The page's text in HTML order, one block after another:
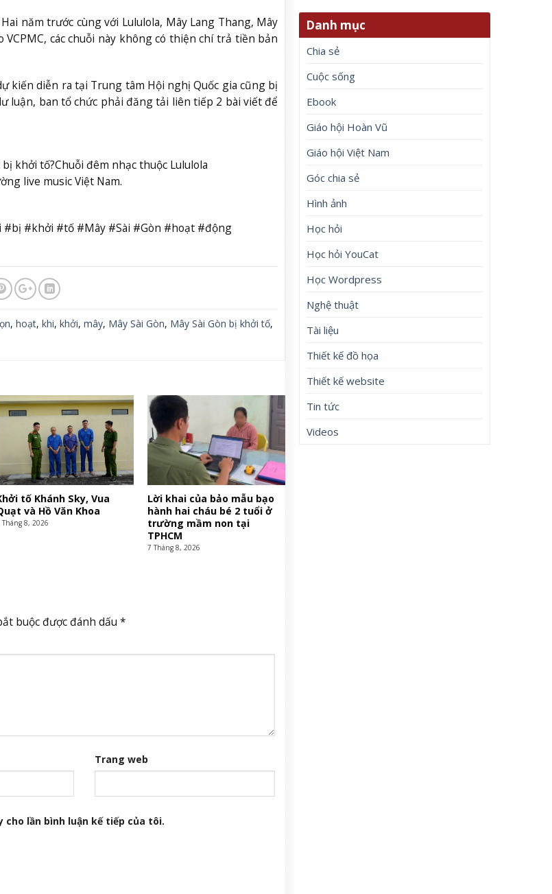
năm trước cùng với Lululola, Mây Lang Thang, Mây
VCPMC, các chuỗi này không có thiện chí trả tiền bản
kiến diễn ra tại Trung tâm Hội nghị Quốc gia cũng bị
luận, ban tổ chức phải đăng tải liên tiếp 2 bài viết để
khởi tố?Chuỗi đêm nhạc thuộc Lululola
live music Việt Nam.
#bị #khởi #tố #Mây #Sài #Gòn #hoạt #động
, hoạt, khi, khởi, mây, Mây Sài Gòn, Mây Sài Gòn bị khởi tố,
tố Khánh Sky, Vua
và Hồ Văn Khoa
Tháng 8, 2026
Lời khai của bảo mẫu bạo
hành hai cháu bé 2 tuổi ở
trường mầm non tại
TPHCM
7 Tháng 8, 2026
buộc được đánh dấu *
Trang web
lần bình luận kế tiếp của tôi.
Danh mục
Chia sẻ
Cuộc sống
Ebook
Giáo hội Hoàn Vũ
Giáo hội Việt Nam
Góc chia sẻ
Hình ảnh
Học hỏi
Học hỏi YouCat
Học Wordpress
Nghệ thuật
Tài liệu
Thiết kế đồ họa
Thiết kế website
Tin tức
Videos